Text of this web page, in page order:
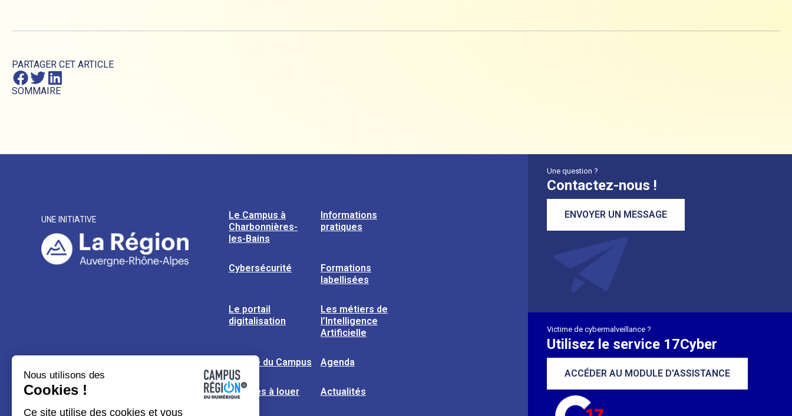
PARTAGER CET ARTICLE
SOMMAIRE
UNE INITIATIVE
Le Campus à
Charbonnières-
les-Bains
Informations
pratiques
Cybersécurité
Formations
labellisées
Le portail
digitalisation
Les métiers de
l’Intelligence
Artificielle
L’usine du Campus Agenda
Espaces à louer Actualités
Une question ?
Contactez-nous !
ENVOYER UN MESSAGE
Victime de cybermalveillance ?
Utilisez le service 17Cyber
ACCÉDER AU MODULE D'ASSISTANCE
Nous utilisons des
Cookies !
Ce site utilise des cookies et vous